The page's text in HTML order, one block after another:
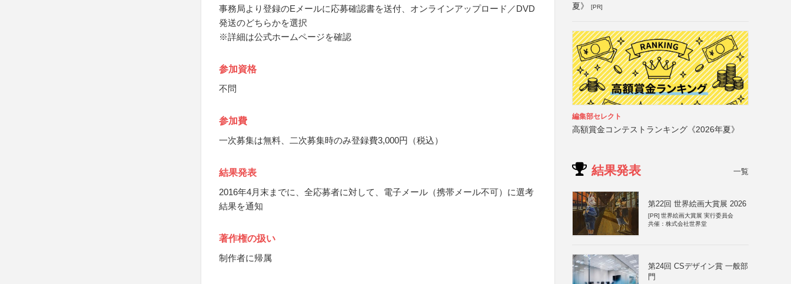
事務局より登録のEメールに応募確認書を送付、オンラインアップロード／DVD
発送のどちらかを選択
※詳細は公式ホームページを確認
参加資格
不問
参加費
一次募集は無料、二次募集時のみ登録費3,000円（税込）
結果発表
2016年4月末までに、全応募者に対して、電子メール（携帯メール不可）に選考
結果を通知
著作権の扱い
制作者に帰属
夏》
[PR]
編集部セレクト
高額賞金コンテストランキング《2026年夏》
結果発表 一覧
第22回 世界絵画大賞展 2026
[PR] 世界絵画大賞展 実行委員会
共催：株式会社世界堂
第24回 CSデザイン賞 一般部
門